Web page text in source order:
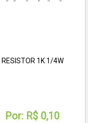
RESISTOR 1K 1/4W
Por: R$ 0,10